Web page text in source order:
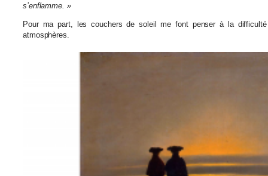
s’enflamme. »
Pour ma part, les couchers de soleil me font penser à la
atmosphères.